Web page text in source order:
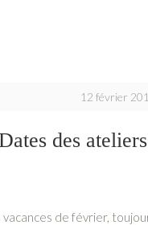
12 février
des
de février,